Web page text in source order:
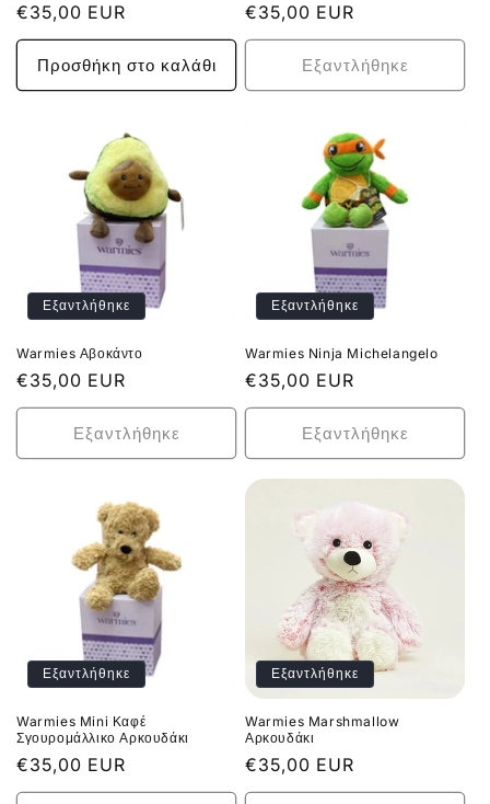
Κανονική
τιμή
€35,00 EUR
Προσθήκη στο καλάθι
Κανονική
τιμή
€35,00 EUR
Εξαντλήθηκε
Εξαντλήθηκε
Warmies Αβοκάντο
Κανονική
τιμή
€35,00 EUR
Εξαντλήθηκε
Εξαντλήθηκε
Warmies Ninja Michelangelo
Κανονική
τιμή
€35,00 EUR
Εξαντλήθηκε
Εξαντλήθηκε
Warmies Mini Καφέ
Σγουρομάλλικο Αρκουδάκι
Κανονική
τιμή
€35,00 EUR
Εξαντλήθηκε
Warmies Marshmallow
Αρκουδάκι
Κανονική
τιμή
€35,00 EUR